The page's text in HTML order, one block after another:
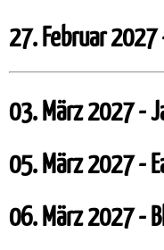
27. Februar
03. März 2027 -
05. März 2027 -
06. März 2027 -